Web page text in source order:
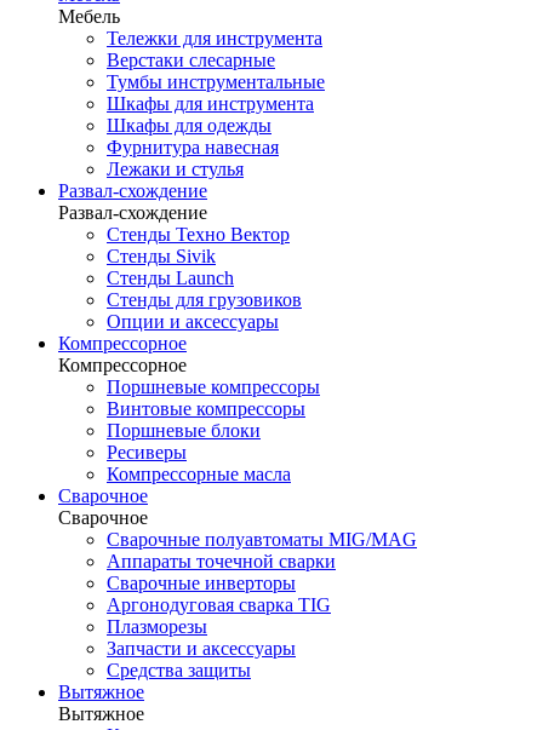
Мебель
Тележки для инструмента
Верстаки слесарные
Тумбы инструментальные
Шкафы для инструмента
Шкафы для одежды
Фурнитура навесная
Лежаки и стулья
Развал-схождение
Развал-схождение
Стенды Техно Вектор
Стенды Sivik
Стенды Launch
Стенды для грузовиков
Опции и аксессуары
Компрессорное
Компрессорное
Поршневые компрессоры
Винтовые компрессоры
Поршневые блоки
Ресиверы
Компрессорные масла
Сварочное
Сварочное
Сварочные полуавтоматы MIG/MAG
Аппараты точечной сварки
Сварочные инверторы
Аргонодуговая сварка TIG
Плазморезы
Запчасти и аксессуары
Средства защиты
Вытяжное
Вытяжное